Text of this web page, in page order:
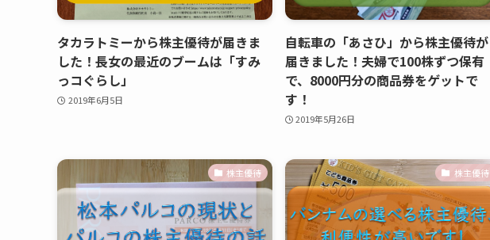
タカラトミーから株主優待が届きま
した！長女の最近のブームは「すみ
っコぐらし」
2019年6月5日
自転車の「あさひ」から株主優待が
届きました！夫婦で100株ずつ保有
で、8000円分の商品券をゲットで
す！
2019年5月26日
株主優待 株主優待